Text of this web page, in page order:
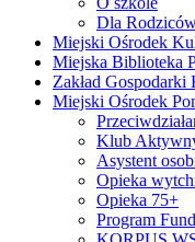
Dla
Miejski Ośrodek
Miejska Biblioteka
Zakład
Miejski Ośrodek
Klub
Asystent
Opieka
Opieka 75+
Program